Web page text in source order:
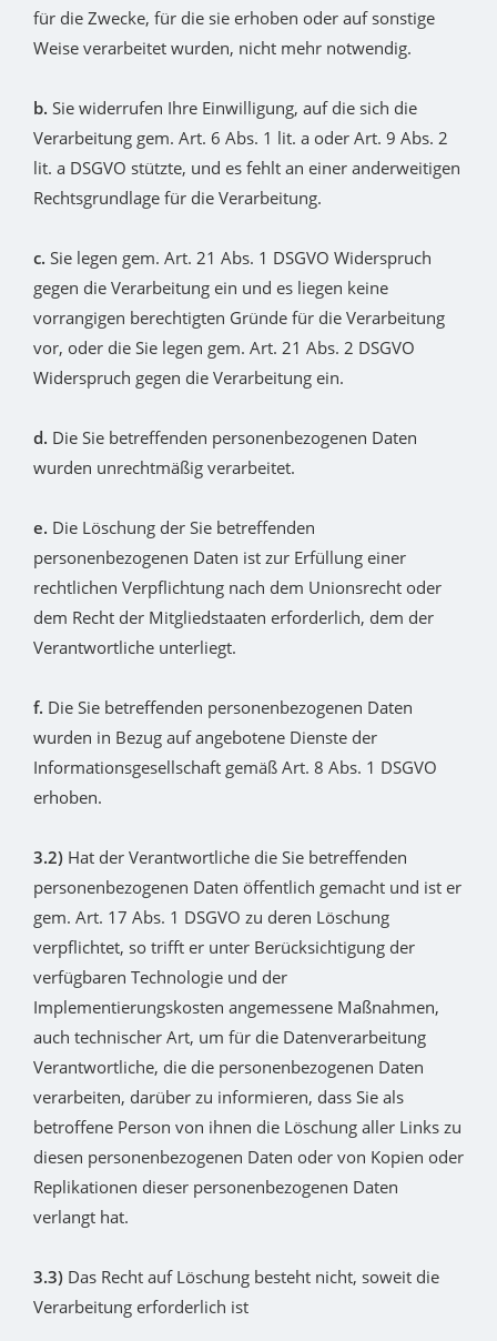
für die Zwecke, für die sie erhoben oder auf sonstige
Weise verarbeitet wurden, nicht mehr notwendig.
b. Sie widerrufen Ihre Einwilligung, auf die sich die
Verarbeitung gem. Art. 6 Abs. 1 lit. a oder Art. 9 Abs. 2
lit. a DSGVO stützte, und es fehlt an einer anderweitigen
Rechtsgrundlage für die Verarbeitung.
c. Sie legen gem. Art. 21 Abs. 1 DSGVO Widerspruch
gegen die Verarbeitung ein und es liegen keine
vorrangigen berechtigten Gründe für die Verarbeitung
vor, oder die Sie legen gem. Art. 21 Abs. 2 DSGVO
Widerspruch gegen die Verarbeitung ein.
d. Die Sie betreffenden personenbezogenen Daten
wurden unrechtmäßig verarbeitet.
e. Die Löschung der Sie betreffenden
personenbezogenen Daten ist zur Erfüllung einer
rechtlichen Verpflichtung nach dem Unionsrecht oder
dem Recht der Mitgliedstaaten erforderlich, dem der
Verantwortliche unterliegt.
f. Die Sie betreffenden personenbezogenen Daten
wurden in Bezug auf angebotene Dienste der
Informationsgesellschaft gemäß Art. 8 Abs. 1 DSGVO
erhoben.
3.2) Hat der Verantwortliche die Sie betreffenden
personenbezogenen Daten öffentlich gemacht und ist er
gem. Art. 17 Abs. 1 DSGVO zu deren Löschung
verpflichtet, so trifft er unter Berücksichtigung der
verfügbaren Technologie und der
Implementierungskosten angemessene Maßnahmen,
auch technischer Art, um für die Datenverarbeitung
Verantwortliche, die die personenbezogenen Daten
verarbeiten, darüber zu informieren, dass Sie als
betroffene Person von ihnen die Löschung aller Links zu
diesen personenbezogenen Daten oder von Kopien oder
Replikationen dieser personenbezogenen Daten
verlangt hat.
3.3) Das Recht auf Löschung besteht nicht, soweit die
Verarbeitung erforderlich ist